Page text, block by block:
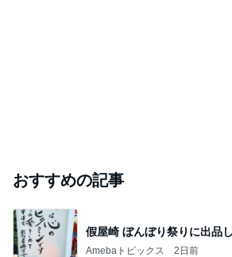
おすすめの記事
假屋崎 ぼんぼり祭りに出品
Amebaトピックス 2日前